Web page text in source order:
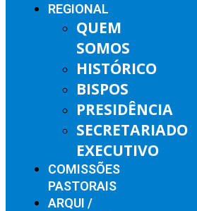
REGIONAL
QUEM
SOMOS
HISTÓRICO
BISPOS
PRESIDÊNCIA
SECRETARIADO
EXECUTIVO
COMISSÕES
PASTORAIS
ARQUI /